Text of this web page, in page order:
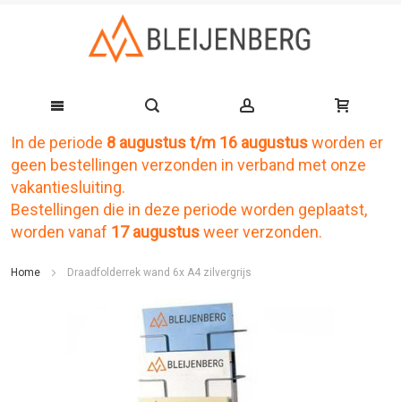
Ga
naar
de
inhoud
In de periode 8 augustus t/m 16 augustusworden er
geen bestellingen verzonden in verband met onze
vakantiesluiting.
Bestellingen die in deze periode worden geplaatst,
worden vanaf 17 augustusweer verzonden.
Home Draadfolderrek wand 6x A4 zilvergrijs